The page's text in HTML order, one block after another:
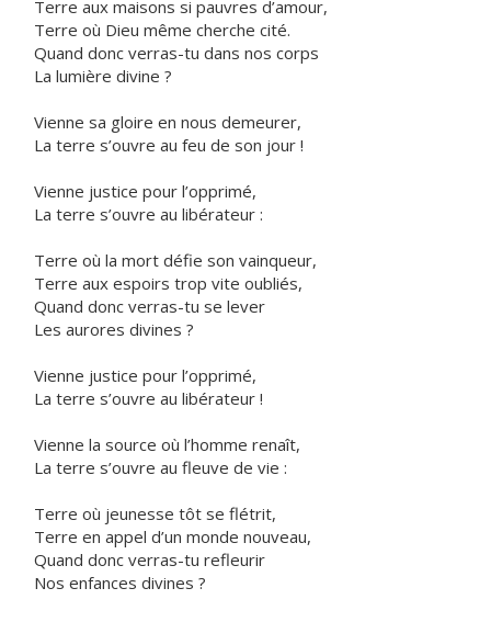
Terre aux maisons si pauvres d’amour,
Terre où Dieu même cherche cité.
Quand donc verras-tu dans nos corps
La lumière divine ?
Vienne sa gloire en nous demeurer,
La terre s’ouvre au feu de son jour !
Vienne justice pour l’opprimé,
La terre s’ouvre au libérateur :
Terre où la mort défie son vainqueur,
Terre aux espoirs trop vite oubliés,
Quand donc verras-tu se lever
Les aurores divines ?
Vienne justice pour l’opprimé,
La terre s’ouvre au libérateur !
Vienne la source où l’homme renaît,
La terre s’ouvre au fleuve de vie :
Terre où jeunesse tôt se flétrit,
Terre en appel d’un monde nouveau,
Quand donc verras-tu refleurir
Nos enfances divines ?